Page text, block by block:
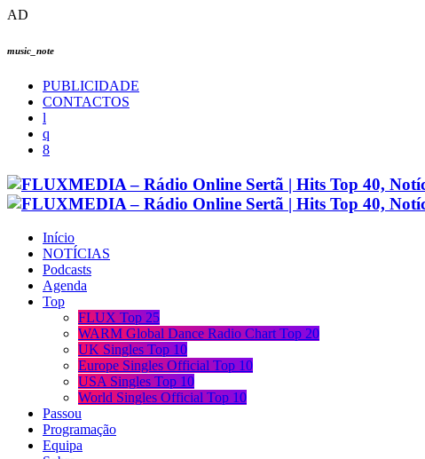
AD
music_note
PUBLICIDADE
CONTACTOS
Início
NOTÍCIAS
Podcasts
Agenda
Top
FLUX Top 25
WARM Global Dance Radio Chart Top 20
UK Singles Top 10
Europe Singles Official Top 10
USA Singles Top 10
World Singles Official Top 10
Passou
Programação
Equipa